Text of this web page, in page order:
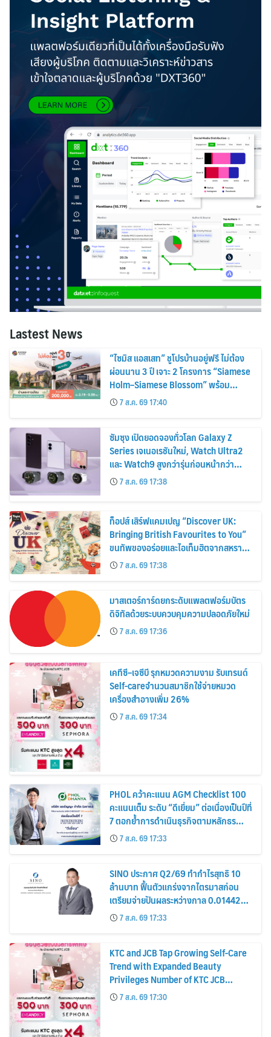
Lastest News
“ไซมิส แอสเสท” ชูโปรบ้านอยู่ฟรี ไม่ต้อง
ผ่อนนาน 3 ปี เจาะ 2 โครงการ “Siamese
Holm–Siamese Blossom” พร้อม
ส่วนลดและสิทธิพิเศษถึง 31 สิงหาคม
2569
7 ส.ค. 69 17:40
ซัมซุง เปิดยอดจองทั่วโลก Galaxy Z
Series เจเนอเรชันใหม่, Watch Ultra2
และ Watch9 สูงกว่ารุ่นก่อนหน้ากว่า
30%7 ส.ค. 69 17:38
ท็อปส์ เสิร์ฟแคมเปญ “Discover UK:
Bringing British Favourites to You”
ขนทัพของอร่อยและไอเท็มฮิตจากสหราช
อาณาจักร ส่งตรงถึงมือตั้งแต่วันนี้ – 18
สิงหาคมนี้
7 ส.ค. 69 17:38
มาสเตอร์การ์ดยกระดับแพลตฟอร์มบัตร
ดิจิทัลด้วยระบบควบคุมความปลอดภัยใหม่
7 ส.ค. 69 17:36
เคทีซี–เจซีบี รุกหมวดความงาม รับเทรนด์
Self-careจำนวนสมาชิกใช้จ่ายหมวด
เครื่องสำอางเพิ่ม 26%
7 ส.ค. 69 17:34
PHOL คว้าคะแนน AGM Checklist 100
คะแนนเต็ม ระดับ “ดีเยี่ยม” ต่อเนื่องเป็นปีที่
7 ตอกย้ำการดำเนินธุรกิจตามหลักธร
รมาภิบาล โปร่งใส สร้างความเชื่อมั่นผู้ถือ
หุ้น
7 ส.ค. 69 17:33
SINO ประกาศ Q2/69 ทำกำไรสุทธิ 10
ล้านบาท ฟื้นตัวแกร่งจากไตรมาสก่อน
เตรียมจ่ายปันผลระหว่างกาล 0.014423
บาทต่อหุ้น ครึ่งปีหลังมุ่งเติบโตต่อเนื่อง
7 ส.ค. 69 17:33
KTC and JCB Tap Growing Self-Care
Trend with Expanded Beauty
Privileges Number of KTC JCB
Cardmembers Spending on
Cosmetics Rises 26%
7 ส.ค. 69 17:30